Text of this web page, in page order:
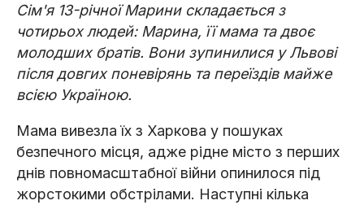
Сім'я 13-річної Марини складається з
чотирьох людей: Марина, її мама та двоє
молодших братів. Вони зупинилися у Львові
після довгих поневірянь та переїздів майже
всією Україною.
Мама вивезла їх з Харкова у пошуках
безпечного місця, адже рідне місто з перших
днів повномасштабної війни опинилося під
жорстокими обстрілами. Наступні кілька